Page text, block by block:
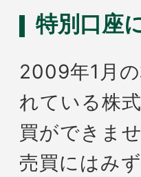
特別口座
2009年1月
れている株
買ができませ
売買にはみ